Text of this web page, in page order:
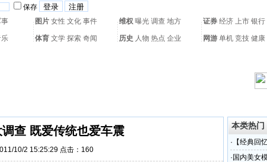
保存
图片 女性 文化 事件 维权 曝光 调查 地方 证券 经济 上市 银行
体育 文学 探索 奇闻 历史 人物 热点 企业 网游 单机 竞技 健康
查 既爱传统也爱车震
10/2 15:25:29 点击： 160
本类热门
· 【经典回
· 国内美女